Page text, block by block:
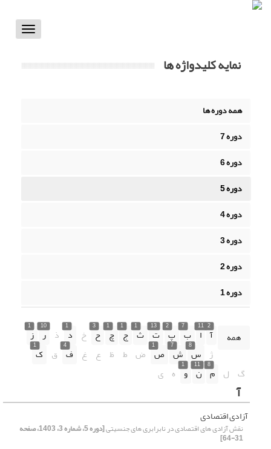
Toggle
نمایه کلیدواژه ها
همه دوره ها
دوره 7
دوره 6
دوره 5
دوره 4
دوره 3
دوره 2
دوره 1
همه
2
آ
11
ا
7
ب
2
پ
13
ت
1
ث
1
ج
1
چ
3
ح خ
1
د ذ
10
ر
1
ز
ژ
8
س
7
ش
1
ص ض ط ظ ع غ
4
ف ق
1
ک
گ ل
8
م
11
ن
1
و ه ی
آ
آزادی اقتصادی
نقش آزادی ‏های اقتصادی در نابرابری های جنسیتی [دوره 5، شماره 3، 1403، صفحه
31-64]